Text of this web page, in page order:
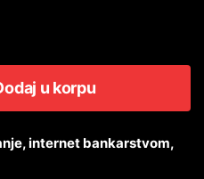
u korpu
internet bankarstvom,